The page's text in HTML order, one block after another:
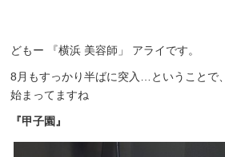
どもー 『横浜 美容師」 アライです。
8月もすっかり半ばに突入…ということで、
始まってますね
『甲子園』